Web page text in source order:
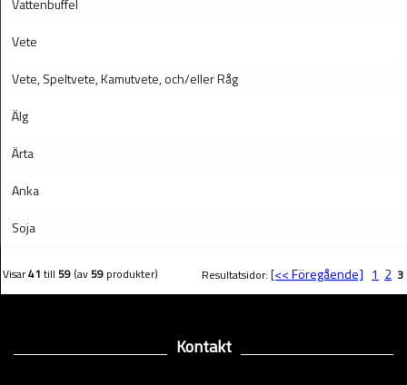
Vattenbuffel
Vete
Vete, Speltvete, Kamutvete, och/eller Råg
Älg
Ärta
Anka
Soja
Visar41 till 59 (av59 produkter) Resultatsidor: [<< Föregående] 1 2 3
Kontakt